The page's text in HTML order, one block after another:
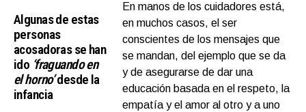
Algunas de estas
personas
acosadoras se han
ido ‘fraguando en
el horno’desde la
infancia
En manos de los cuidadores está,
en muchos casos, el ser
conscientes de los mensajes que
se mandan, del ejemplo que se da
y de asegurarse de dar una
educación basada en el respeto, la
empatía y el amor al otro y a uno